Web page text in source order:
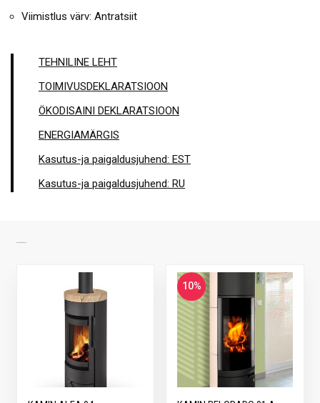
Viimistlus värv: Antratsiit
TEHNILINE LEHT
TOIMIVUSDEKLARATSIOON
ÖKODISAINI DEKLARATSIOON
ENERGIAMÄRGIS
Kasutus-ja paigaldusjuhend: EST
Kasutus-ja paigaldusjuhend: RU
10%